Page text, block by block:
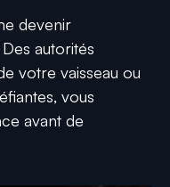
devenir
autorités
votre vaisseau ou
vous
avant de